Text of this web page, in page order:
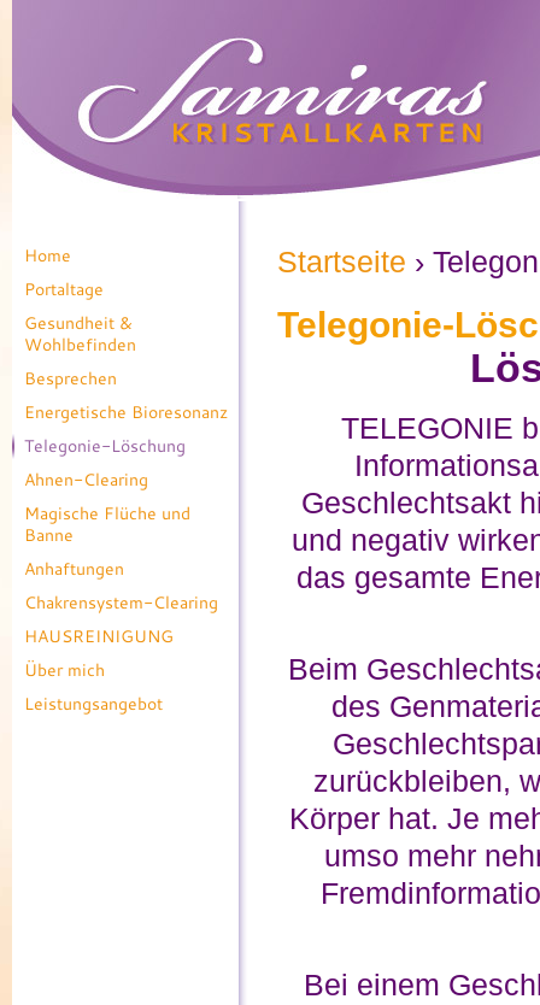
Startseite ›
Telegonie-
TELEGONIE
Geschlechtsakt
und negativ
das gesamte
Beim
des
zurückbleiben,
Körper hat. Je
umso mehr
Bei einem
Home
Portaltage
Gesundheit &
Wohlbefinden
Besprechen
Energetische Bioresonanz
Telegonie-Löschung
Ahnen-Clearing
Magische Flüche und
Banne
Anhaftungen
Chakrensystem-Clearing
HAUSREINIGUNG
Über mich
Leistungsangebot